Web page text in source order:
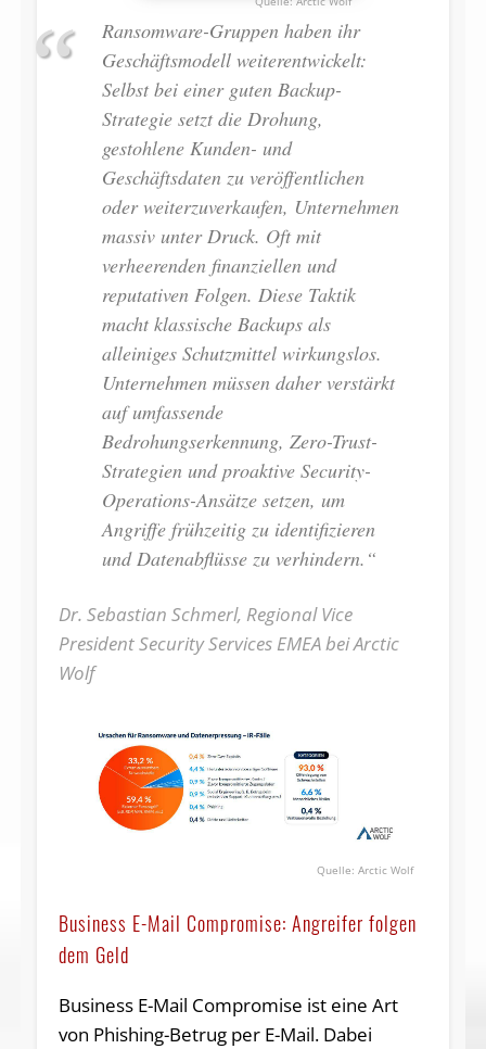
Ransomware-Gruppen haben ihr
Geschäftsmodell weiterentwickelt:
Selbst bei einer guten Backup-
Strategie setzt die Drohung,
gestohlene Kunden- und
Geschäftsdaten zu veröffentlichen
oder weiterzuverkaufen, Unternehmen
massiv unter Druck. Oft mit
verheerenden finanziellen und
reputativen Folgen. Diese Taktik
macht klassische Backups als
alleiniges Schutzmittel wirkungslos.
Unternehmen müssen daher verstärkt
auf umfassende
Bedrohungserkennung, Zero-Trust-
Strategien und proaktive Security-
Operations-Ansätze setzen, um
Angriffe frühzeitig zu identifizieren
und Datenabflüsse zu verhindern.“
Dr. Sebastian Schmerl, Regional Vice
President Security Services EMEA bei Arctic
Wolf
Arctic Wolf
Business E-Mail Compromise: Angreifer folgen
dem Geld
Business E-Mail Compromise ist eine Art
von Phishing-Betrug per E-Mail. Dabei